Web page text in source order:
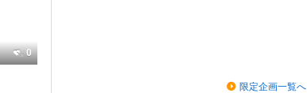
0
限定企画一覧へ